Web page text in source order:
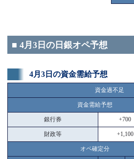
■ 4月3日の日銀オペ予想
4月3日の資金需給予想
資金過不足
資金需給予想
銀行券 +700
財政等 +1,100
オペ確定分